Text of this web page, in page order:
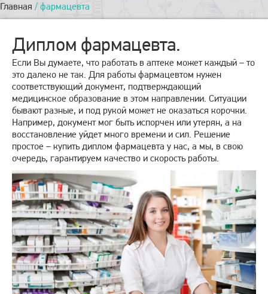
Главная / фармацевта
Диплом фармацевта.
Если Вы думаете, что работать в аптеке может каждый – то
это далеко не так. Для работы фармацевтом нужен
соответствующий документ, подтверждающий
медицинское образование в этом направлении. Ситуации
бывают разные, и под рукой может не оказаться корочки.
Например, документ мог быть испорчен или утерян, а на
восстановление уйдет много времени и сил. Решение
простое – купить диплом фармацевта у нас, а мы, в свою
очередь, гарантируем качество и скорость работы.